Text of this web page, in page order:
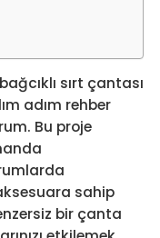
sırt çantası
adım rehber
Bu proje
sahip
bir çanta